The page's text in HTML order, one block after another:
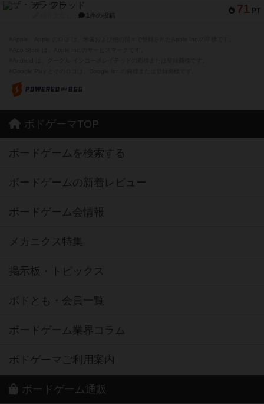
71 PT
ザ・フラッド
1件の投稿
ボドゲーマTOP
ボードゲームを検索する
ボードゲームの新着レビュー
ボードゲーム会情報
メカニクス特集
掲示板・トピックス
ボドとも・会員一覧
ボードゲーム業界コラム
ボドゲーマご利用案内
ボードゲーム通販